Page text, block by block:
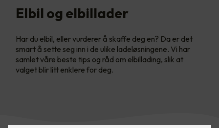
Elbil og elbillader
Har du elbil, eller vurderer å skaffe deg en? Da er det
smart å sette seg inn i de ulike ladeløsningene. Vi har
samlet våre beste tips og råd om elbillading, slik at
valget blir litt enklere for deg.